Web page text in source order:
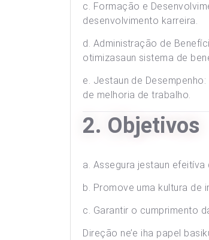
c. Formação e
desenvolvimento karreira.
d. Administração de
otimizasaun sistema de
e. Jestaun de
de melhoria de trabalho.
2. Objetivos
a. Assegura jestaun
b. Promove uma kultura de
c. Garantir o cumprimento
Direção ne’e iha papel